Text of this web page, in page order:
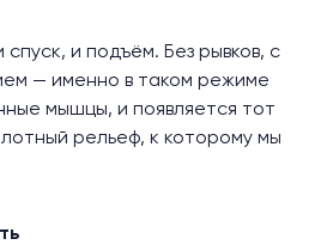
и подъём. Без рывков, с
— именно в таком режиме
мышцы, и появляется тот
рельеф, к которому мы